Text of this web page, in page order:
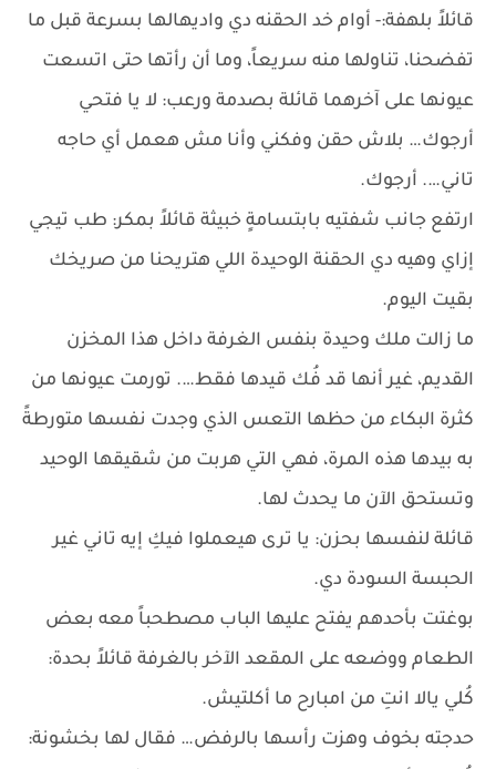
قائلاً بلهفة:- أوام خد الحقنه دي واديهالها بسرعة قبل ما
تفضحنا، تناولها منه سريعاً، وما أن رأتها حتى اتسعت
عيونها على آخرهما قائلة بصدمة ورعب: لا يا فتحي
أرجوك… بلاش حقن وفكني وأنا مش هعمل أي حاجه
تاني…. أرجوك.
ارتفع جانب شفتيه بابتسامةٍ خبيثة قائلاً بمكر: طب تيجي
إزاي وهيه دي الحقنة الوحيدة اللي هتريحنا من صريخك
بقيت اليوم.
ما زالت ملك وحيدة بنفس الغرفة داخل هذا المخزن
القديم، غير أنها قد فُك قيدها فقط…. تورمت عيونها من
كثرة البكاء من حظها التعس الذي وجدت نفسها متورطةً
به بيدها هذه المرة، فهي التي هربت من شقيقها الوحيد
وتستحق الآن ما يحدث لها.
قائلة لنفسها بحزن: يا ترى هيعملوا فيكِ إيه تاني غير
الحبسة السودة دي.
بوغتت بأحدهم يفتح عليها الباب مصطحباً معه بعض
الطعام ووضعه على المقعد الآخر بالغرفة قائلاً بحدة:
كُلي يالا انتِ من امبارح ما أكلتيش.
حدجته بخوف وهزت رأسها بالرفض… فقال لها بخشونة: